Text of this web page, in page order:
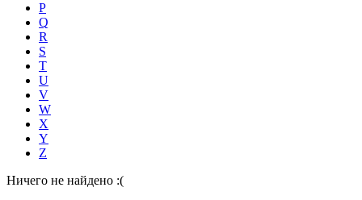
P
Q
R
S
T
U
V
W
X
Y
Z
Ничего не найдено :(